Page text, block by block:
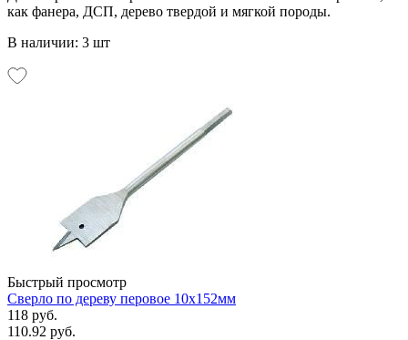
как фанера, ДСП, дерево твердой и мягкой породы.
В наличии: 3 шт
Быстрый просмотр
Сверло по дереву перовое 10х152мм
118 руб.
110.92 руб.